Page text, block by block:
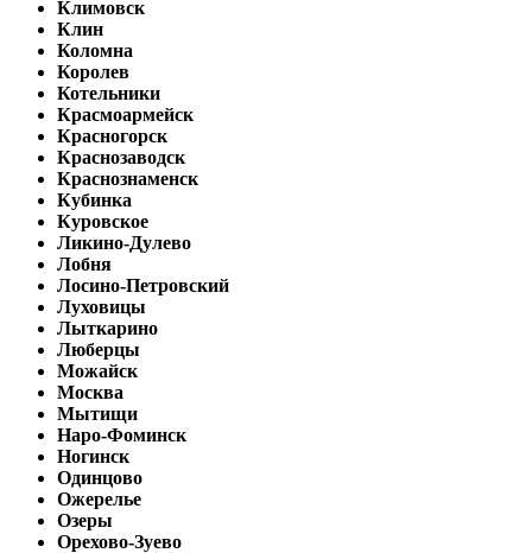
Климовск
Клин
Коломна
Королев
Котельники
Красмоармейск
Красногорск
Краснозаводск
Краснознаменск
Кубинка
Куровское
Ликино-Дулево
Лобня
Лосино-Петровский
Луховицы
Лыткарино
Люберцы
Можайск
Москва
Мытищи
Наро-Фоминск
Ногинск
Одинцово
Ожерелье
Озеры
Орехово-Зуево